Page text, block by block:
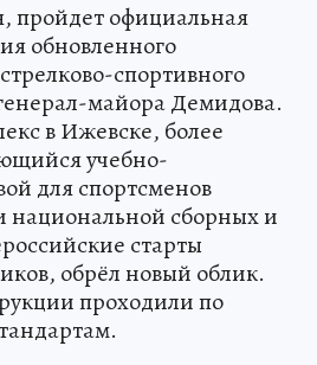
пройдет официальная
обновленного
спортивного
майора Демидова.
в Ижевске, более
учебно-
для спортсменов
национальной сборных и
старты
обрёл новый облик.
проходили по